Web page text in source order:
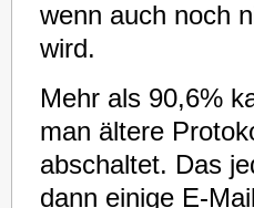
wenn auch noch
wird.
Mehr als 90,6%
man ältere
abschaltet. Das
dann einige E-